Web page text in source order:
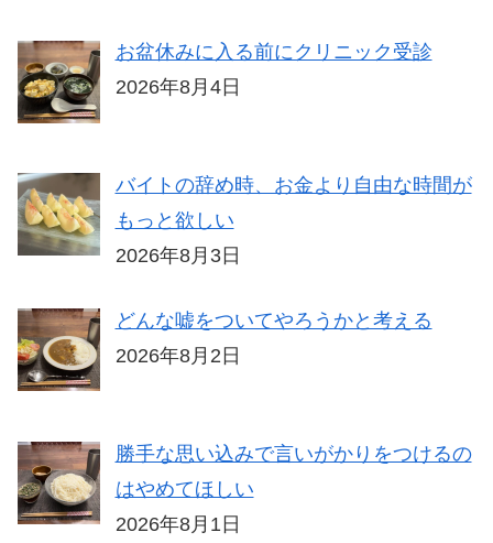
お盆休みに入る前にクリニック受診
2026年8月4日
バイトの辞め時、お金より自由な時間が
もっと欲しい
2026年8月3日
どんな嘘をついてやろうかと考える
2026年8月2日
勝手な思い込みで言いがかりをつけるの
はやめてほしい
2026年8月1日